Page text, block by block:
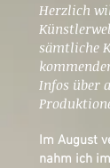
Herzlich
sämtliche
Infos über
Im August
nahm ich